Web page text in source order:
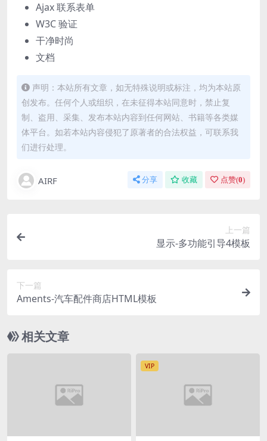
Ajax 联系表单
W3C 验证
干净时尚
文档
声明：本站所有文章，如无特殊说明或标注，均为本站原
创发布。任何个人或组织，在未征得本站同意时，禁止复
制、盗用、采集、发布本站内容到任何网站、书籍等各类媒
体平台。如若本站内容侵犯了原著者的合法权益，可联系我
们进行处理。
AIRF 分享 收藏 点赞(0)
上一篇
显示-多功能引导4模板
下一篇
Aments-汽车配件商店HTML模板
相关文章
VIP